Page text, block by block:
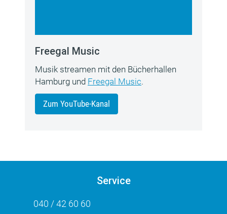
Freegal Music
Musik streamen mit den Bücherhallen
Hamburg und Freegal Music.
Zum YouTube-Kanal
Service
040 / 42 60 60